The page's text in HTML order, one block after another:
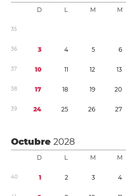
D L M M
35
36 3 4 5 6
37 10 11 12 13
38 17 18 19 20
39 24 25 26 27
Octubre2028
D L M M
40 1 2 3 4